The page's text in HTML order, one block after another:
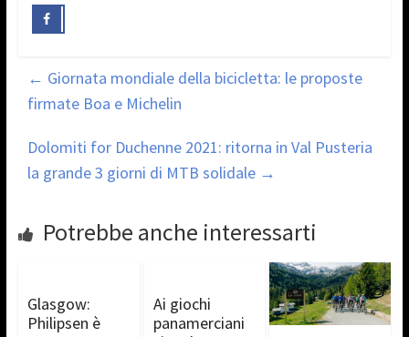
← Giornata mondiale della bicicletta: le proposte
firmate Boa e Michelin
Dolomiti for Duchenne 2021: ritorna in Val Pusteria
la grande 3 giorni di MTB solidale →
Potrebbe anche interessarti
Glasgow:
Philipsen è
Ai giochi
panamerciani